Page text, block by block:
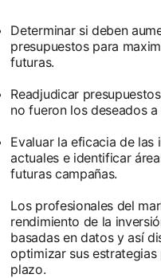
Determinar si deben
presupuestos para
futuras.
Readjudicar
no fueron los deseados
Evaluar la eficacia de
actuales e identificar
futuras campañas.
Los profesionales del
rendimiento de la
basadas en datos y así
optimizar sus
plazo.